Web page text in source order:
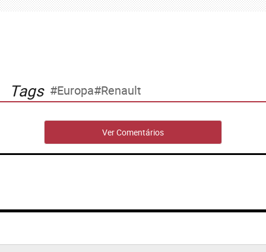
Tags Europa Renault
Ver Comentários